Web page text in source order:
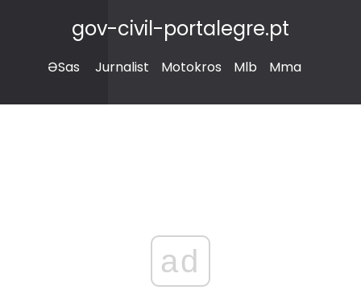
gov-civil-portalegre.pt
ƏSas Jurnalist Motokros Mlb Mma
ad